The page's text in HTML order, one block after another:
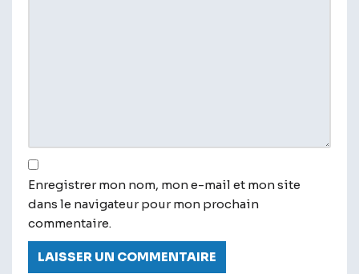
Enregistrer mon nom, mon e-mail et mon site
dans le navigateur pour mon prochain
commentaire.